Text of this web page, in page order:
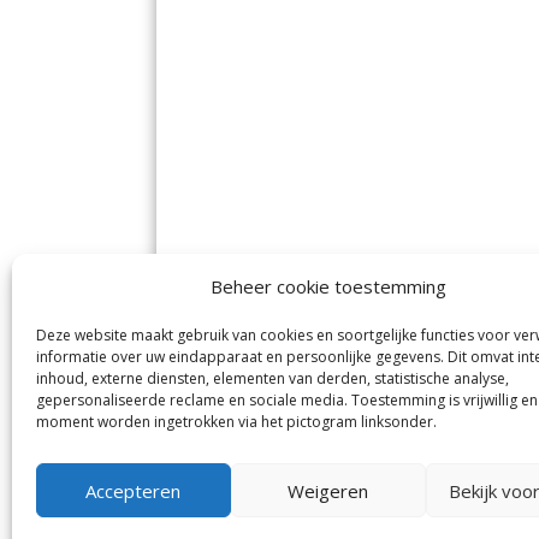
Beheer cookie toestemming
Deze website maakt gebruik van cookies en soortgelijke functies voor
informatie over uw eindapparaat en persoonlijke gegevens. Dit omvat
inhoud, externe diensten, elementen van derden, statistische analyse,
gepersonaliseerde reclame en sociale media. Toestemming is vrijwillig
moment worden ingetrokken via het pictogram linksonder.
Accepteren Weigeren Bekijk
De Nieuwe Meerbode
Visserstraat 10
1431 GJ Aalsmeer
0297-341900
info@meerbode.nl
en
De